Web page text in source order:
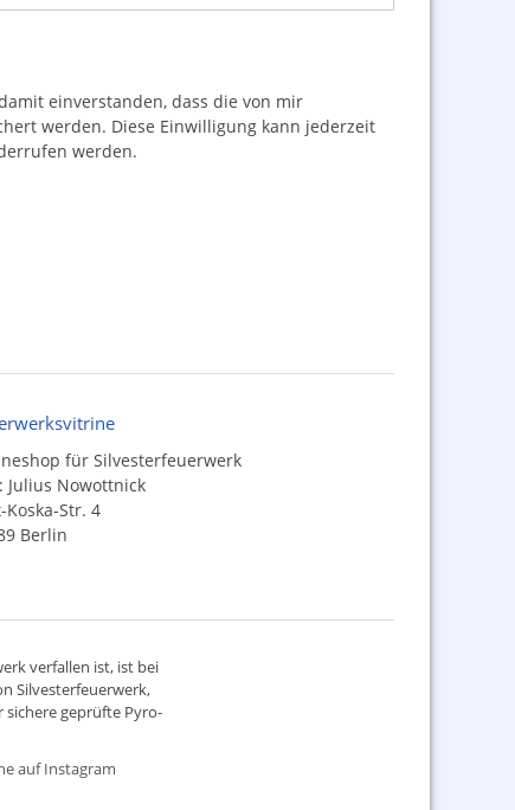
einverstanden, dass die von mir
werden. Diese Einwilligung kann jederzeit
werden.
für Silvesterfeuerwerk
Julius Nowottnick
Koska-Str. 4
Berlin
verfallen ist, ist bei
Silvesterfeuerwerk,
geprüfte Pyro-
auf Instagram